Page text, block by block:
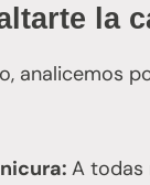
la
analicemos
A todas